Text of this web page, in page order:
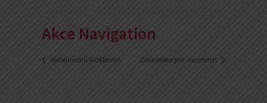
Akce Navigation
Velikonoční Rošťando Divadélko pro nejmenší